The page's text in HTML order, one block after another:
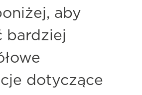
aby
bardziej
dotyczące